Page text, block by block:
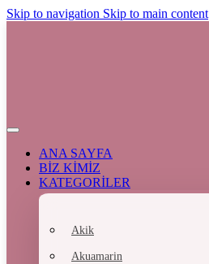
Skip to navigation Skip to main content
ANA SAYFA
BİZ KİMİZ
KATEGORİLER
Akik
Akuamarin